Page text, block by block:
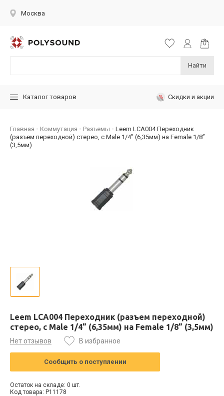
Москва
Найти
Каталог товаров Скидки и акции
Главная Коммутация Разъемы
Leem LCA004 Переходник
(разъем переходной) стерео, с Male 1/4” (6,35мм) на Female 1/8”
(3,5мм)
Leem LCA004 Переходник (разъем переходной)
стерео, с Male 1/4” (6,35мм) на Female 1/8” (3,5мм)
Нет отзывов В избранное
Сообщить о поступлении
Остаток на складе: 0 шт.
Код товара: P11178